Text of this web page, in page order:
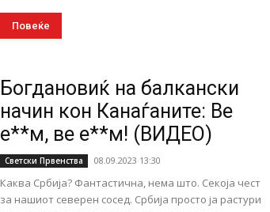
Повеќе
Богдановиќ на балкански
начин кон Канаѓаните: Ве
е**м, ве е**м! (ВИДЕО)
Светски Првенства 08.09.2023 13:30
Каква Србија? Фантастична, нема што. Секоја чест
за нашиот северен сосед. Србија просто ја растури